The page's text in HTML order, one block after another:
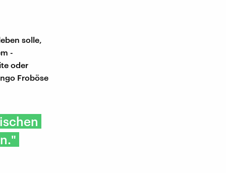
solle,
-
oder
Froböse